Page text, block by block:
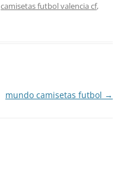
camisetas futbol valencia cf,
mundo camisetas futbol →